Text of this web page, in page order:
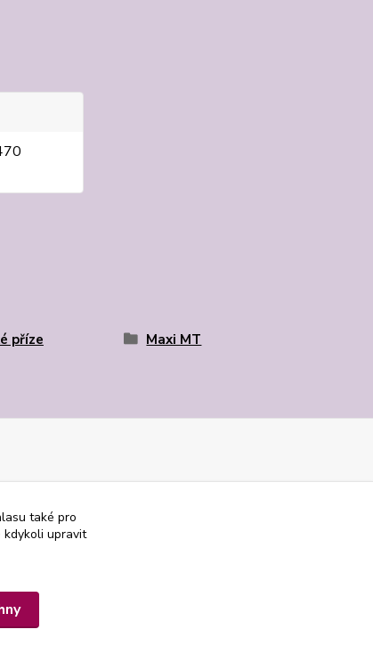
příze Maxi MT
také pro
kdykoli upravit